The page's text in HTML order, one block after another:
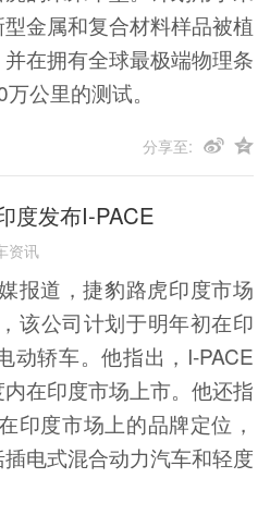
金属和复合材料样品被植
在拥有全球最极端物理条
公里的测试。
分享至:
度发布I-PACE
资讯
报道，捷豹路虎印度市场
该公司计划于明年初在印
动轿车。他指出，I-PACE
在印度市场上市。他还指
印度市场上的品牌定位，
电式混合动力汽车和轻度